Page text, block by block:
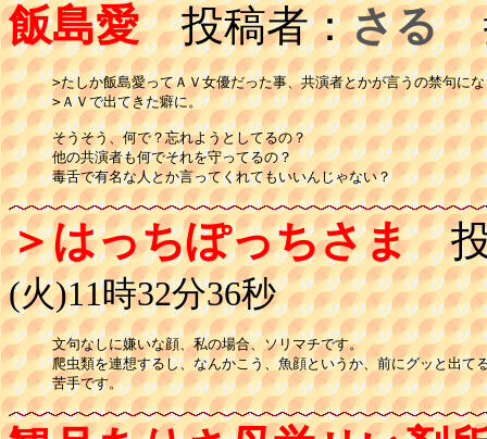
飯島愛投稿者：さる
>たしか飯島愛ってＡＶ女優だった事、共演者とかが言うの禁句に
>ＡＶで出てきた癖に。
そうそう、何で？忘れようとしてるの？
他の共演者も何でそれを守ってるの？
＞はっちぽっちさま投
(火)11時32分36秒
文句なしに嫌いな顔、私の場合、ソリマチです。
爬虫類を連想するし、なんかこう、魚顔というか、前にグッと出て
苦手です。